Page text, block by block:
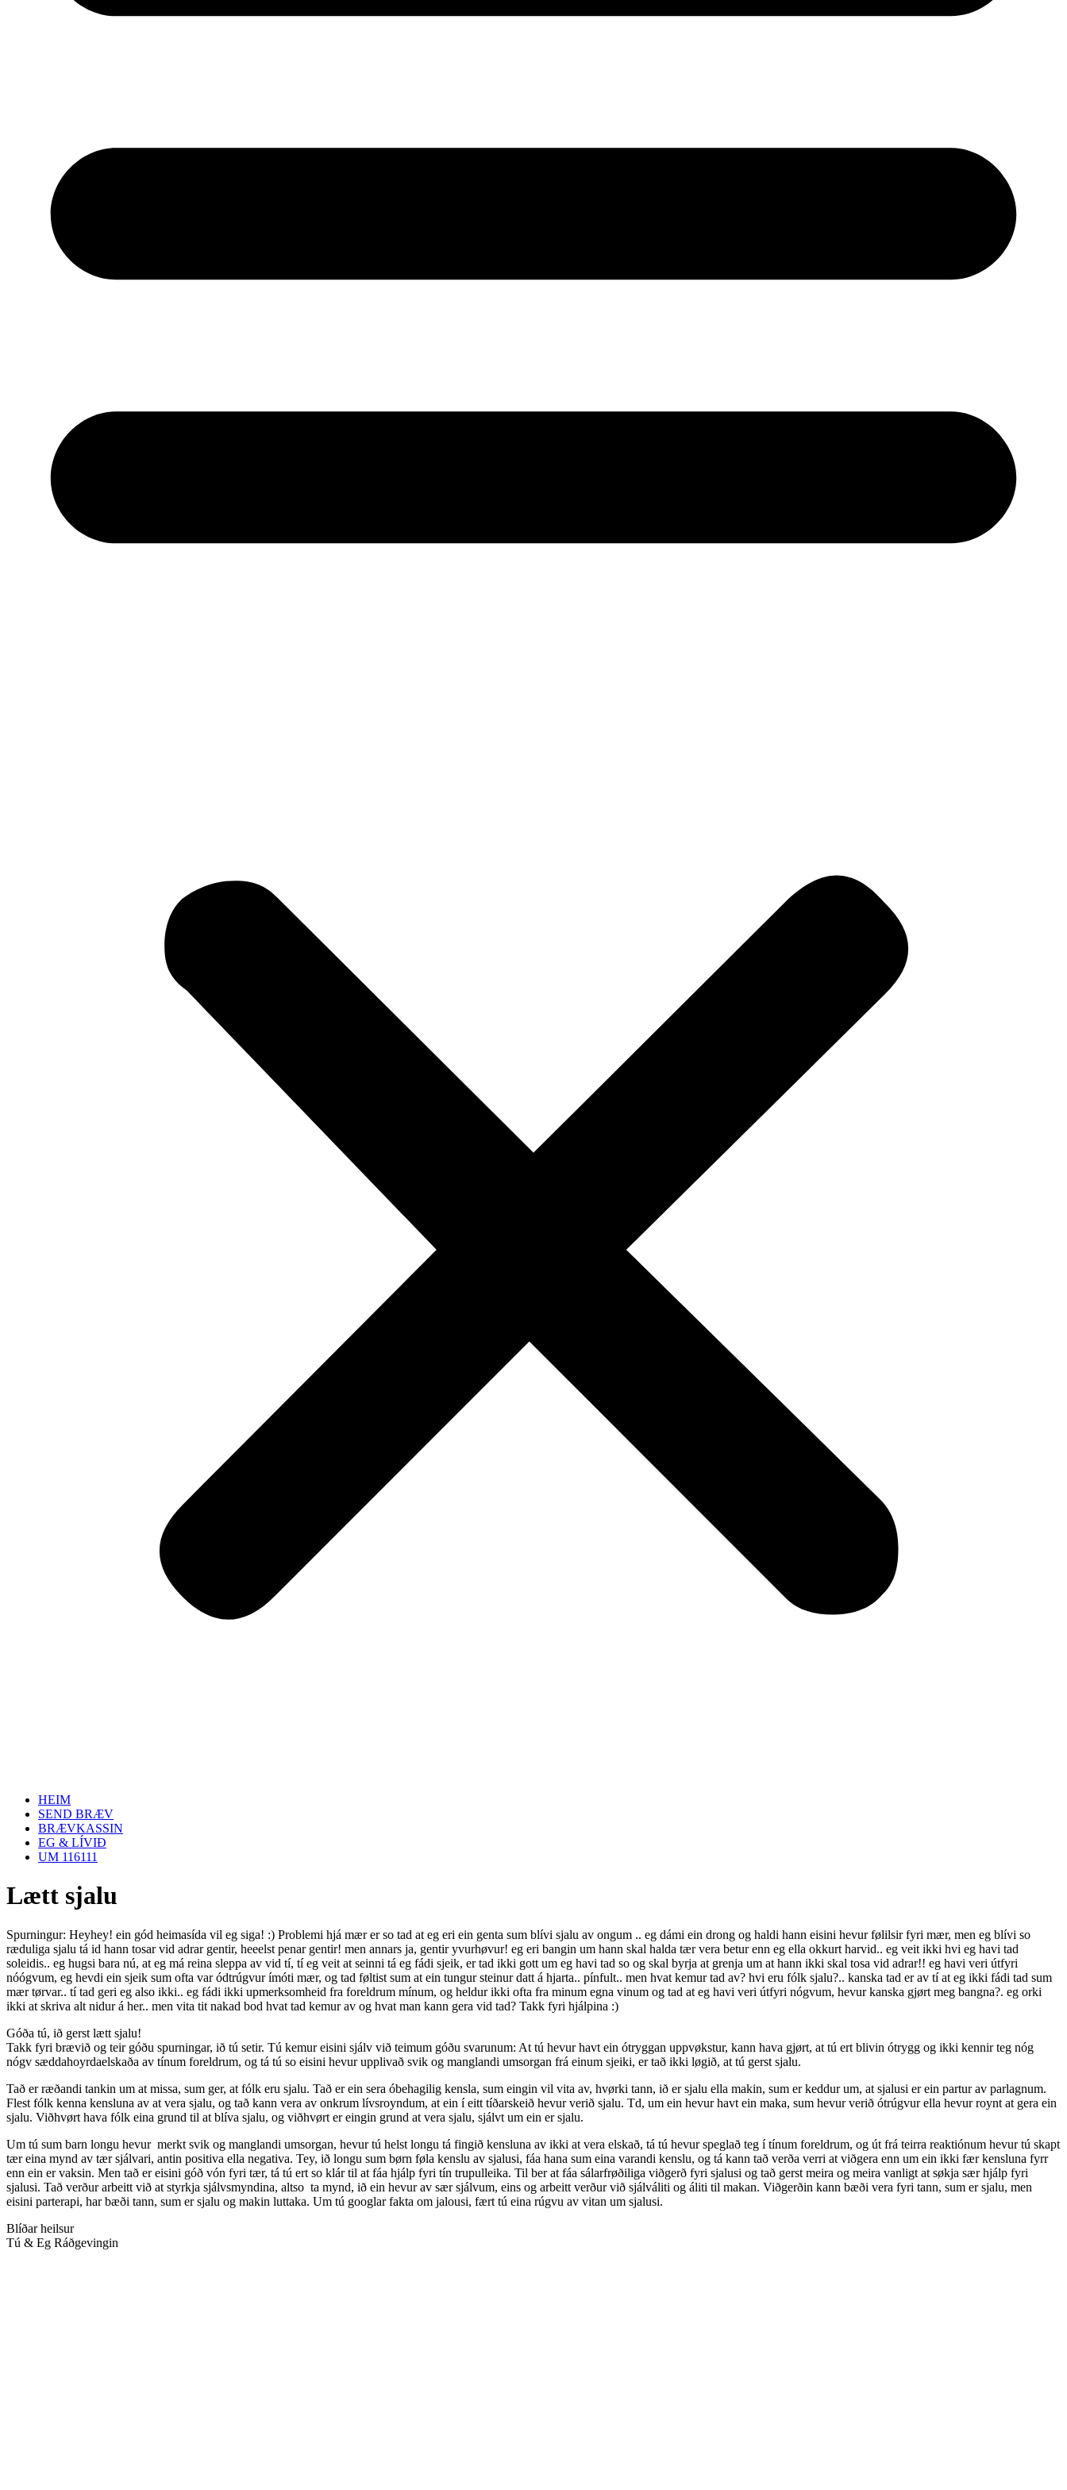
HEIM
SEND BRÆV
BRÆVKASSIN
EG & LÍVIÐ
UM 116111
Lætt sjalu
Spurningur: Heyhey! ein gód heimasída vil eg siga! :) Problemi hjá mær er so tad at eg eri ein genta sum blívi sjalu av ongum .. eg dámi ein drong og haldi hann eisini hevur følilsir fyri mær, men eg blívi so
ræduliga sjalu tá id hann tosar vid adrar gentir, heeelst penar gentir! men annars ja, gentir yvurhøvur! eg eri bangin um hann skal halda tær vera betur enn eg ella okkurt harvid.. eg veit ikki hvi eg havi tad
soleidis.. eg hugsi bara nú, at eg má reina sleppa av vid tí, tí eg veit at seinni tá eg fádi sjeik, er tad ikki gott um eg havi tad so og skal byrja at grenja um at hann ikki skal tosa vid adrar!! eg havi veri útfyri
nóógvum, eg hevdi ein sjeik sum ofta var ódtrúgvur ímóti mær, og tad føltist sum at ein tungur steinur datt á hjarta.. pínfult.. men hvat kemur tad av? hvi eru fólk sjalu?.. kanska tad er av tí at eg ikki fádi tad sum
mær tørvar.. tí tad geri eg also ikki.. eg fádi ikki upmerksomheid fra foreldrum mínum, og heldur ikki ofta fra minum egna vinum og tad at eg havi veri útfyri nógvum, hevur kanska gjørt meg bangna?. eg orki
ikki at skriva alt nidur á her.. men vita tit nakad bod hvat tad kemur av og hvat man kann gera vid tad? Takk fyri hjálpina :)
Góða tú, ið gerst lætt sjalu!
Takk fyri brævið og teir góðu spurningar, ið tú setir. Tú kemur eisini sjálv við teimum góðu svarunum: At tú hevur havt ein ótryggan uppvøkstur, kann hava gjørt, at tú ert blivin ótrygg og ikki kennir teg nóg
nógv sæddahoyrdaelskaða av tínum foreldrum, og tá tú so eisini hevur upplivað svik og manglandi umsorgan frá einum sjeiki, er tað ikki løgið, at tú gerst sjalu.
Tað er ræðandi tankin um at missa, sum ger, at fólk eru sjalu. Tað er ein sera óbehagilig kensla, sum eingin vil vita av, hvørki tann, ið er sjalu ella makin, sum er keddur um, at sjalusi er ein partur av parlagnum.
Flest fólk kenna kensluna av at vera sjalu, og tað kann vera av onkrum lívsroyndum, at ein í eitt tíðarskeið hevur verið sjalu. Td, um ein hevur havt ein maka, sum hevur verið ótrúgvur ella hevur roynt at gera ein
sjalu. Viðhvørt hava fólk eina grund til at blíva sjalu, og viðhvørt er eingin grund at vera sjalu, sjálvt um ein er sjalu.
Um tú sum barn longu hevur merkt svik og manglandi umsorgan, hevur tú helst longu tá fingið kensluna av ikki at vera elskað, tá tú hevur speglað teg í tínum foreldrum, og út frá teirra reaktiónum hevur tú skapt
tær eina mynd av tær sjálvari, antin positiva ella negativa. Tey, ið longu sum børn føla kenslu av sjalusi, fáa hana sum eina varandi kenslu, og tá kann tað verða verri at viðgera enn um ein ikki fær kensluna fyrr
enn ein er vaksin. Men tað er eisini góð vón fyri tær, tá tú ert so klár til at fáa hjálp fyri tín trupulleika. Til ber at fáa sálarfrøðiliga viðgerð fyri sjalusi og tað gerst meira og meira vanligt at søkja sær hjálp fyri
sjalusi. Tað verður arbeitt við at styrkja sjálvsmyndina, altso ta mynd, ið ein hevur av sær sjálvum, eins og arbeitt verður við sjálváliti og áliti til makan. Viðgerðin kann bæði vera fyri tann, sum er sjalu, men
eisini parterapi, har bæði tann, sum er sjalu og makin luttaka. Um tú googlar fakta om jalousi, fært tú eina rúgvu av vitan um sjalusi.
Blíðar heilsur
Tú & Eg Ráðgevingin